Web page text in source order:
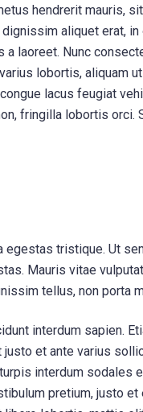
hendrerit mauris,
aliquet erat,
laoreet. Nunc
lobortis, aliquam
lacus feugiat
fringilla lobortis
tristique. Ut
Mauris vitae
tellus, non porta
interdum sapien.
et ante varius
interdum sodales
pretium, justo